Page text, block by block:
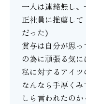
一人は連絡無し
正社員に推薦し
だった)
賞与は自分が思
の為に頑張る気に
私に対するアイツ
なんなら手厚く
しら言われたの